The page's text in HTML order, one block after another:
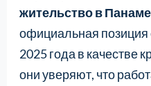
жительство в Панаме
официальная позиция
2025 года в качестве
они уверяют, что